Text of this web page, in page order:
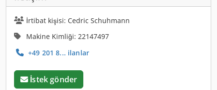
İrtibat kişisi: Cedric Schuhmann
Makine Kimliği: 22147497
+49 201 8... ilanlar
İstek gönder